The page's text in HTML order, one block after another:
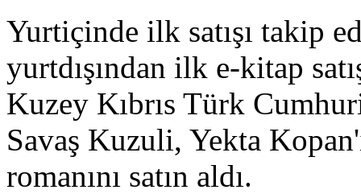
Yurtiçinde ilk satışı takip
yurtdışından ilk e-kitap
Kuzey Kıbrıs Türk
Savaş Kuzuli, Yekta
romanını satın aldı.